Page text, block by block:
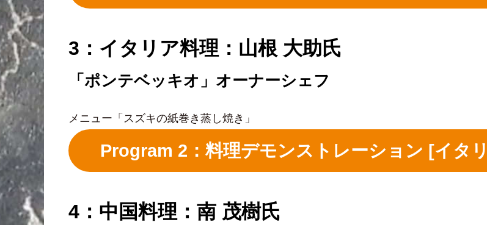
3：イタリア料理：山根 大助氏
「ポンテベッキオ」オーナーシェフ
メニュー「スズキの紙巻き蒸し焼き」
Program 2：料理デモンストレーション [イタ
4：中国料理：南 茂樹氏